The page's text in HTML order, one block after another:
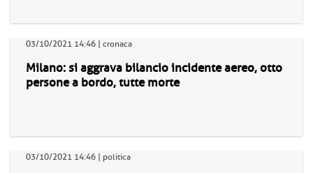
03/10/2021 14:46 | cronaca
Milano: si aggrava bilancio incidente aereo, otto
persone a bordo, tutte morte
03/10/2021 14:46 | politica